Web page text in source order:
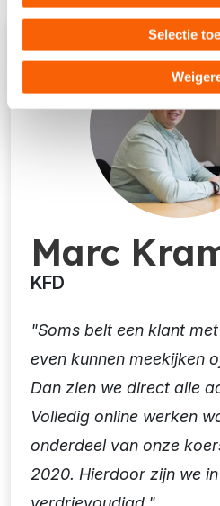
Selectie
Marc
KFD
"Soms belt een klant
even kunnen meekijken
Dan zien we direct alle
Volledig online werken
onderdeel van onze
2020. Hierdoor zijn we